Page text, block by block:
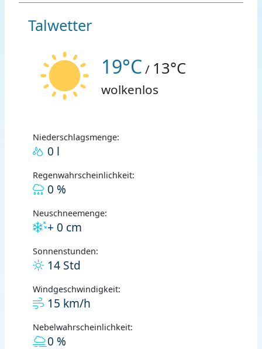
Talwetter
19°C / 13°C
wolkenlos
Niederschlagsmenge:
0 l
Regenwahrscheinlichkeit:
0 %
Neuschneemenge:
+ 0 cm
Sonnenstunden:
14 Std
Windgeschwindigkeit:
15 km/h
Nebelwahrscheinlichkeit:
0 %